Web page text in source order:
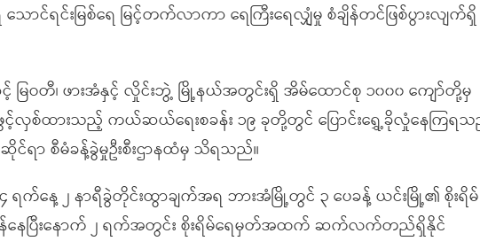
သောင်ရင်းမြစ်ရေ မြင့်တက်လာကာ ရေကြီးရေလျှံမှု စံချိန်တင်ဖြစ်ပွားလျက်ရှိ
င့် မြဝတီ၊ ဖားအံနှင့် လှိုင်းဘွဲ့ မြို့နယ်အတွင်းရှိ အိမ်ထောင်စု ၁၀၀၀ ကျော်တို့မှ
ဖွင့်လှစ်ထားသည့် ကယ်ဆယ်ရေးစခန်း ၁၉ ခုတို့တွင် ပြောင်းရွှေ့ခိုလှုံနေကြရ
ရာ စီမံခန့်ခွဲမှုဦးစီးဌာနထံမှ သိရသည်။
က်နေ့ ၂ နာရီခွဲတိုင်းထွာချက်အရ ဘားအံမြို့တွင် ၃ ပေခန့် ယင်းမြို့၏ စိုးရိမ်
ေပြီးနောက် ၂ ရက်အတွင်း စိုးရိမ်ရေမှတ်အထက် ဆက်လက်တည်ရှိနိုင်